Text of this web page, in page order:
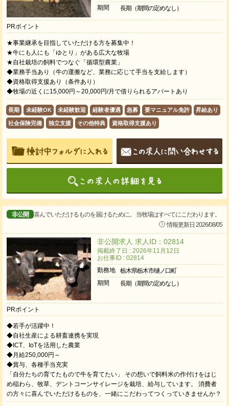
期間
長期（期間の定めなし）
PRポイント
★事業継承を目指していただける方を募集中！
★牛にも人にも「ゆとり」がある広大な牧場
★自社栽培の飼料でつなぐ「循環型農業」
◆業務手当あり（牛の運搬など、業務に応じて手当を支給します）
◆資格取得支援あり（条件あり）
◆牧場の近くに15,000円～20,000円/月で借りられるアパートあり
長期 未経験OK 未経験歓迎 経験者優遇 急募 要マニュアル免許 昇給あり
社会保険完備 独立支援 その他特典 資格取得支援あり
非公開
喜んでいただけるものを届けるために。 当牧場はすべてにこだわります。
情報更新日 2026/08/05
非公開求人 求人ID：02814
掲載終了日 : 2026年11月12日
お仕事ID : 02814
勤務地
栃木県栃木市樋ノ口町
期間
長期（期間の定めなし）
PRポイント
◆若手が活躍中！
◆自社生産による耕畜連携を実現
◆ICT、IoTを活用した農業
◆月給250,000円～
◆賞与、各種手当充実
「自分たちの育てたもので牛を育てたい」 その想いで飼料米の作付けをはじ
め稲わら、牧草、デントコーンサイレージを栽培、給与しています。 消費者
の方々に喜んでいただけるものを、一緒にこだわってつくっていきませんか？